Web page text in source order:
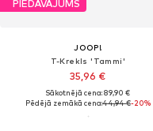
PIEDĀVĀJUMS
JOOP!
T-Krekls 'Tammi'
35,96 €
Sākotnējā cena: 89,90 €
Pēdējā zemākā cena:44,94 €-20%